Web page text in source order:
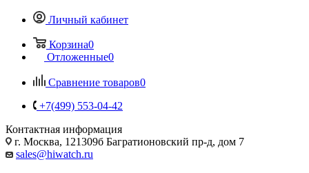
Личный кабинет
Корзина0
Отложенные0
Сравнение товаров0
+7(499) 553-04-42
Контактная информация
г. Москва, 121309б Багратионовский пр-д, дом 7
sales@hiwatch.ru